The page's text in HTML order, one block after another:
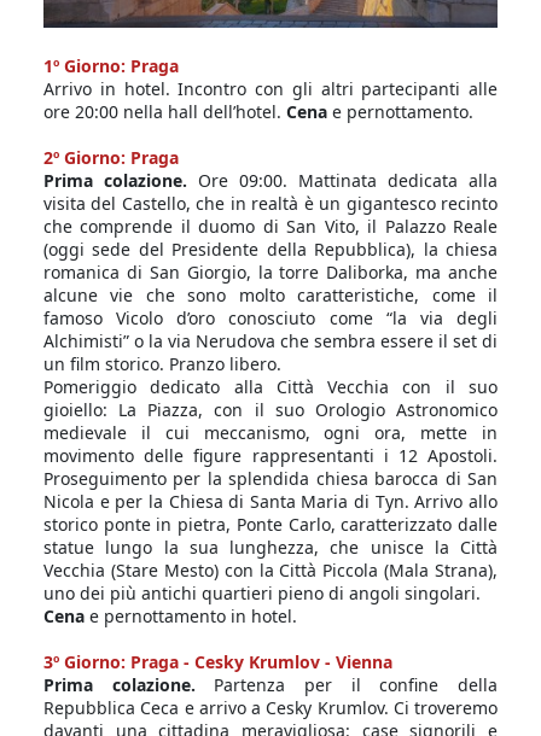
1º Giorno: Praga
Arrivo in hotel. Incontro con gli altri partecipanti alle
ore 20:00 nella hall dell’hotel. Cena e pernottamento.
2º Giorno: Praga
Prima colazione. Ore 09:00. Mattinata dedicata alla
visita del Castello, che in realtà è un gigantesco recinto
che comprende il duomo di San Vito, il Palazzo Reale
(oggi sede del Presidente della Repubblica), la chiesa
romanica di San Giorgio, la torre Daliborka, ma anche
alcune vie che sono molto caratteristiche, come il
famoso Vicolo d’oro conosciuto come “la via degli
Alchimisti” o la via Nerudova che sembra essere il set di
un film storico. Pranzo libero.
Pomeriggio dedicato alla Città Vecchia con il suo
gioiello: La Piazza, con il suo Orologio Astronomico
medievale il cui meccanismo, ogni ora, mette in
movimento delle figure rappresentanti i 12 Apostoli.
Proseguimento per la splendida chiesa barocca di San
Nicola e per la Chiesa di Santa Maria di Tyn. Arrivo allo
storico ponte in pietra, Ponte Carlo, caratterizzato dalle
statue lungo la sua lunghezza, che unisce la Città
Vecchia (Stare Mesto) con la Città Piccola (Mala Strana),
uno dei più antichi quartieri pieno di angoli singolari.
Cena e pernottamento in hotel.
3º Giorno: Praga - Cesky Krumlov - Vienna
Prima colazione. Partenza per il confine della
Repubblica Ceca e arrivo a Cesky Krumlov. Ci troveremo
davanti una cittadina meravigliosa: case signorili e